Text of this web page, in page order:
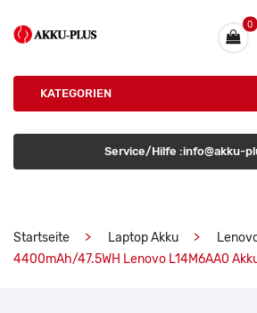
0
KATEGORIEN
Service/Hilfe :info@akku-
Startseite Laptop Akku
4400mAh/47.5WH Lenovo L14M6AA0